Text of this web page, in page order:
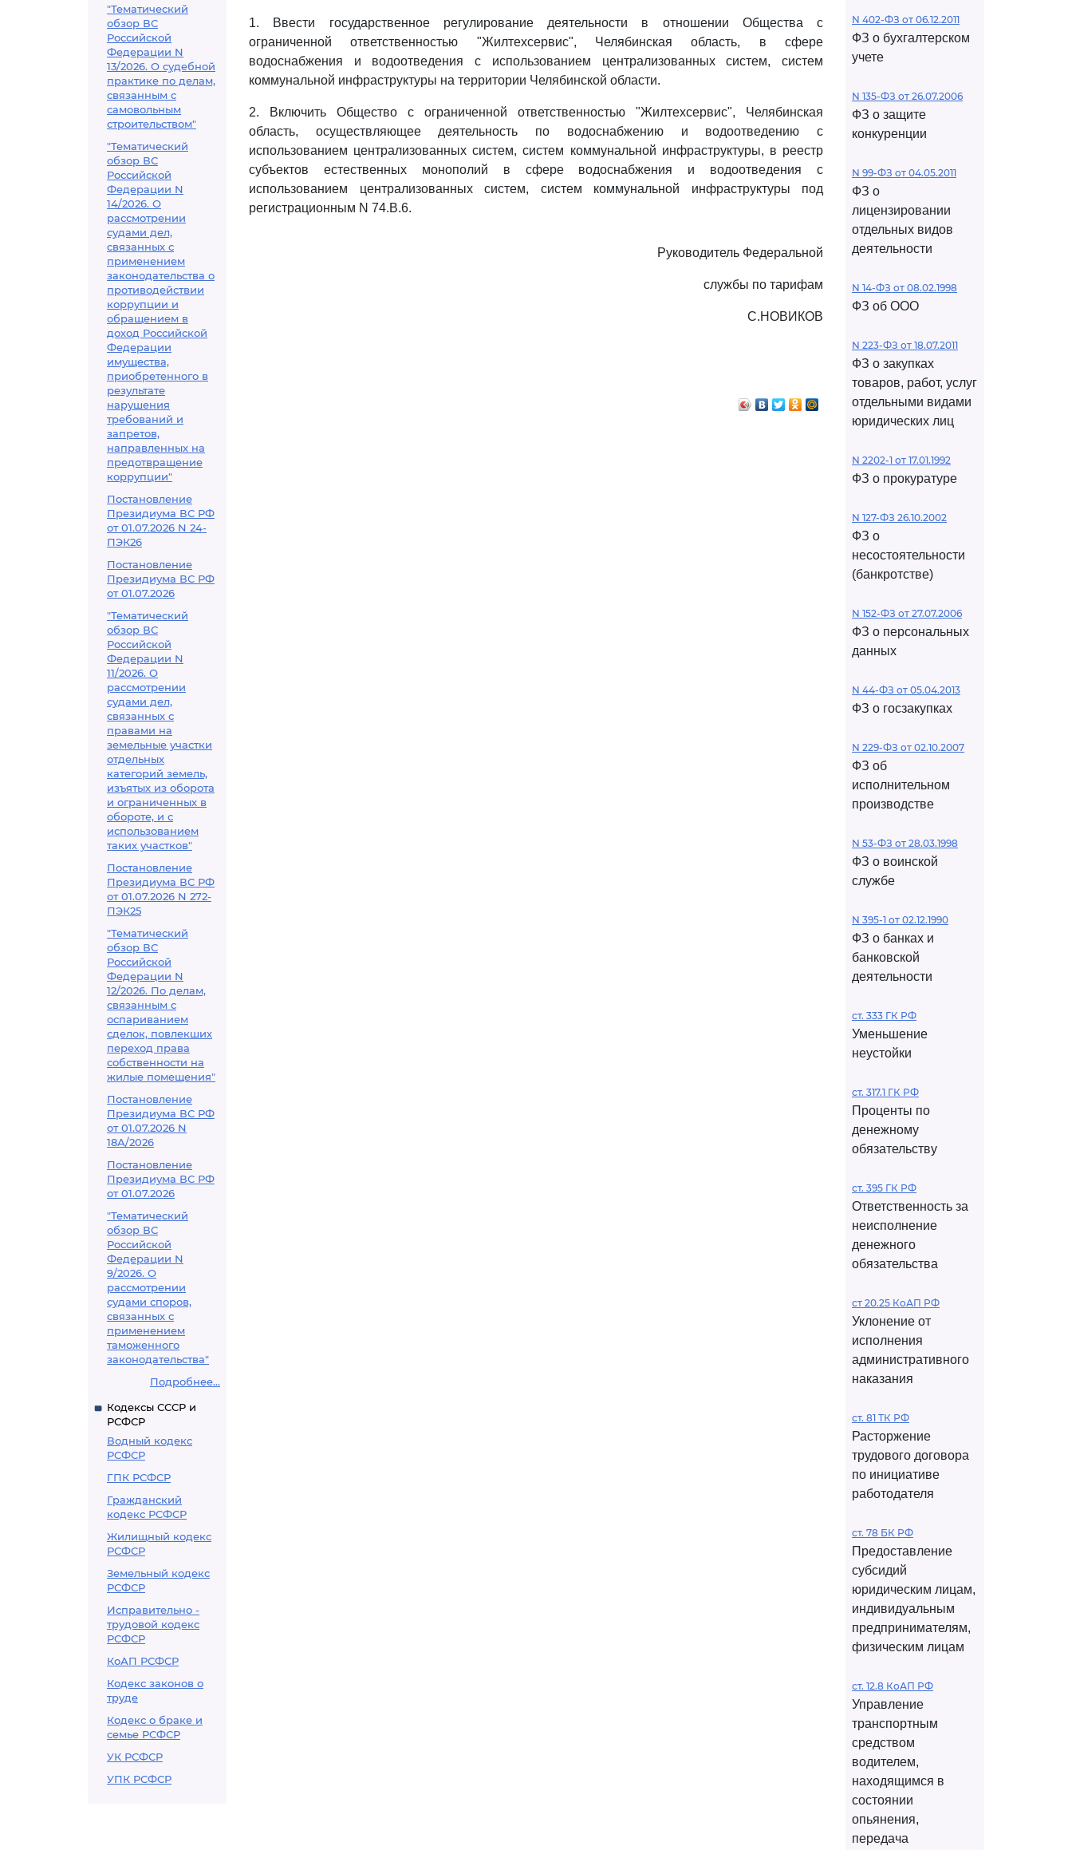
"Тематический
обзор ВС
Российской
Федерации N
13/2026. О судебной
практике по делам,
связанным с
самовольным
строительством"
"Тематический
обзор ВС
Российской
Федерации N
14/2026. О
рассмотрении
судами дел,
связанных с
применением
законодательства о
противодействии
коррупции и
обращением в
доход Российской
Федерации
имущества,
приобретенного в
результате
нарушения
требований и
запретов,
направленных на
предотвращение
коррупции"
Постановление
Президиума ВС РФ
от 01.07.2026 N 24-
ПЭК26
Постановление
Президиума ВС РФ
от 01.07.2026
"Тематический
обзор ВС
Российской
Федерации N
11/2026. О
рассмотрении
судами дел,
связанных с
правами на
земельные участки
отдельных
категорий земель,
изъятых из оборота
и ограниченных в
обороте, и с
использованием
таких участков"
Постановление
Президиума ВС РФ
от 01.07.2026 N 272-
ПЭК25
"Тематический
обзор ВС
Российской
Федерации N
12/2026. По делам,
связанным с
оспариванием
сделок, повлекших
переход права
собственности на
жилые помещения"
Постановление
Президиума ВС РФ
от 01.07.2026 N
18А/2026
Постановление
Президиума ВС РФ
от 01.07.2026
"Тематический
обзор ВС
Российской
Федерации N
9/2026. О
рассмотрении
судами споров,
связанных с
применением
таможенного
законодательства"
Подробнее...
Кодексы СССР и
РСФСР
Водный кодекс
РСФСР
ГПК РСФСР
Гражданский
кодекс РСФСР
Жилищный кодекс
РСФСР
Земельный кодекс
РСФСР
Исправительно -
трудовой кодекс
РСФСР
КоАП РСФСР
Кодекс законов о
труде
Кодекс о браке и
семье РСФСР
УК РСФСР
УПК РСФСР
1. Ввести государственное регулирование деятельности в отношении Общества с
ограниченной ответственностью "Жилтехсервис", Челябинская область, в сфере
водоснабжения и водоотведения с использованием централизованных систем, систем
коммунальной инфраструктуры на территории Челябинской области.
2. Включить Общество с ограниченной ответственностью "Жилтехсервис", Челябинская
область, осуществляющее деятельность по водоснабжению и водоотведению с
использованием централизованных систем, систем коммунальной инфраструктуры, в реестр
субъектов естественных монополий в сфере водоснабжения и водоотведения с
использованием централизованных систем, систем коммунальной инфраструктуры под
регистрационным N 74.В.6.
Руководитель Федеральной
службы по тарифам
С.НОВИКОВ
N 402-ФЗ от 06.12.2011
ФЗ о бухгалтерском
учете
N 135-ФЗ от 26.07.2006
ФЗ о защите
конкуренции
N 99-ФЗ от 04.05.2011
ФЗ о
лицензировании
отдельных видов
деятельности
N 14-ФЗ от 08.02.1998
ФЗ об ООО
N 223-ФЗ от 18.07.2011
ФЗ о закупках
товаров, работ, услуг
отдельными видами
юридических лиц
N 2202-1 от 17.01.1992
ФЗ о прокуратуре
N 127-ФЗ 26.10.2002
ФЗ о
несостоятельности
(банкротстве)
N 152-ФЗ от 27.07.2006
ФЗ о персональных
данных
N 44-ФЗ от 05.04.2013
ФЗ о госзакупках
N 229-ФЗ от 02.10.2007
ФЗ об
исполнительном
производстве
N 53-ФЗ от 28.03.1998
ФЗ о воинской
службе
N 395-1 от 02.12.1990
ФЗ о банках и
банковской
деятельности
ст. 333 ГК РФ
Уменьшение
неустойки
ст. 317.1 ГК РФ
Проценты по
денежному
обязательству
ст. 395 ГК РФ
Ответственность за
неисполнение
денежного
обязательства
ст 20.25 КоАП РФ
Уклонение от
исполнения
административного
наказания
ст. 81 ТК РФ
Расторжение
трудового договора
по инициативе
работодателя
ст. 78 БК РФ
Предоставление
субсидий
юридическим лицам,
индивидуальным
предпринимателям,
физическим лицам
ст. 12.8 КоАП РФ
Управление
транспортным
средством
водителем,
находящимся в
состоянии
опьянения,
передача